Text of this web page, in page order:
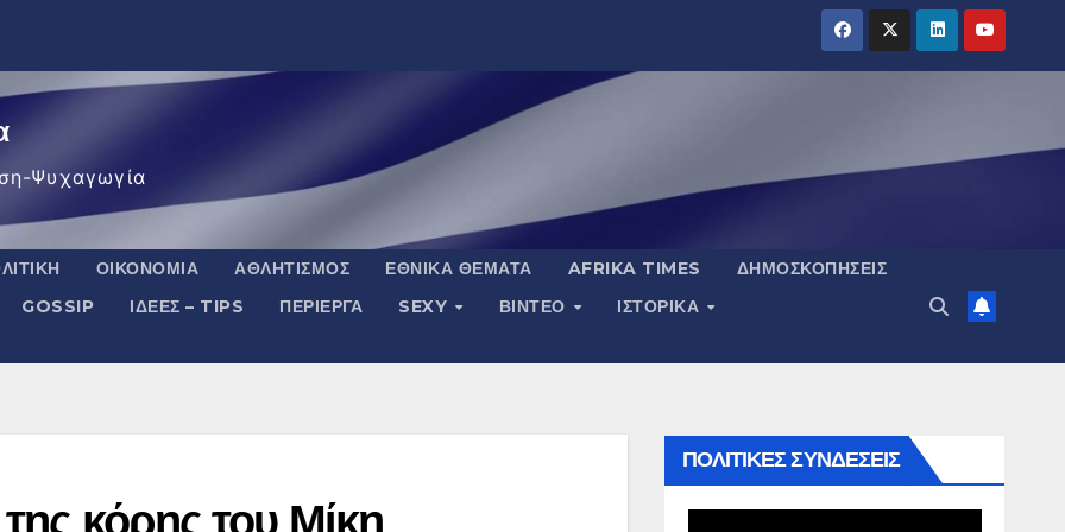
Ψυχαγωγία
ΟΙΚΟΝΟΜΊΑ ΑΘΛΗΤΙΣΜΌΣ ΕΘΝΙΚΆ ΘΈΜΑΤΑ AFRIKA TIMES
ΔΗΜΟΣΚΟΠΉΣΕΙΣ
GOSSIP ΙΔΈΕΣ – TIPS ΠΕΡΊΕΡΓΑ SEXY ΒΙΝΤΕΟ
ΙΣΤΟΡΙΚΆ
της κόρης του Μίκη
ΠΟΛΙΤΙΚΕΣ ΣΥΝΔΕΣΕΙΣ